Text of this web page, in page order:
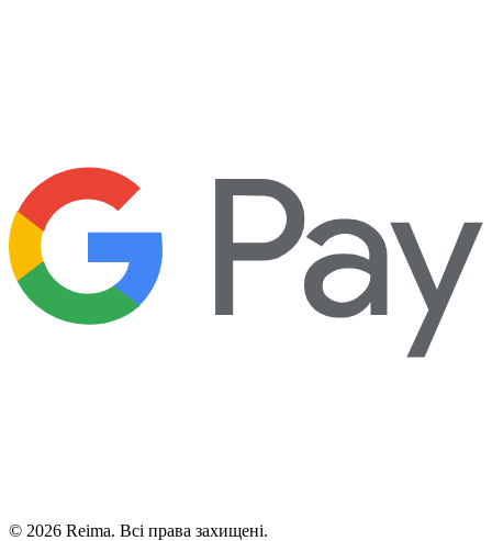
© 2026 Reima. Всі права захищені.